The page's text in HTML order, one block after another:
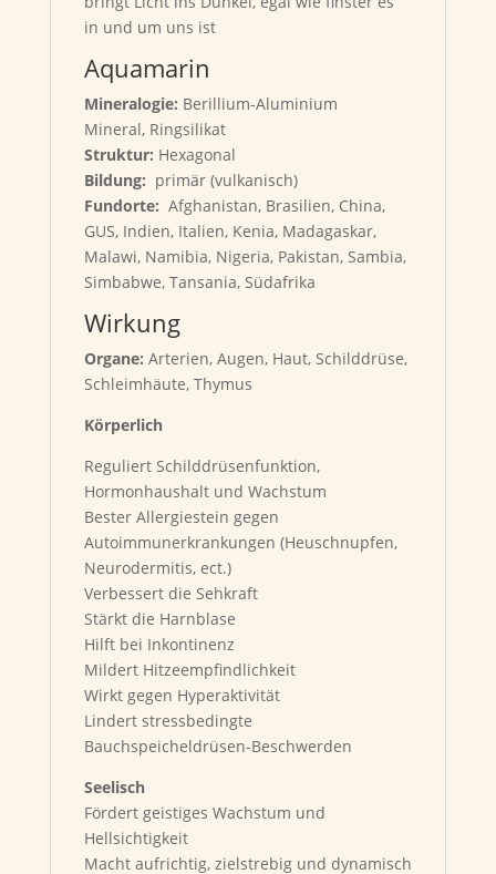
in und um uns ist
Aquamarin
Mineralogie: Berillium-Aluminium
Mineral, Ringsilikat
Struktur: Hexagonal
Bildung: primär (vulkanisch)
Fundorte: Afghanistan, Brasilien, China,
GUS, Indien, Italien, Kenia, Madagaskar,
Malawi, Namibia, Nigeria, Pakistan, Sambia,
Simbabwe, Tansania, Südafrika
Wirkung
Organe: Arterien, Augen, Haut, Schilddrüse,
Schleimhäute, Thymus
Körperlich
Reguliert Schilddrüsenfunktion,
Hormonhaushalt und Wachstum
Bester Allergiestein gegen
Autoimmunerkrankungen (Heuschnupfen,
Neurodermitis, ect.)
Verbessert die Sehkraft
Stärkt die Harnblase
Hilft bei Inkontinenz
Mildert Hitzeempfindlichkeit
Wirkt gegen Hyperaktivität
Lindert stressbedingte
Bauchspeicheldrüsen-Beschwerden
Seelisch
Fördert geistiges Wachstum und
Hellsichtigkeit
Macht aufrichtig, zielstrebig und dynamisch